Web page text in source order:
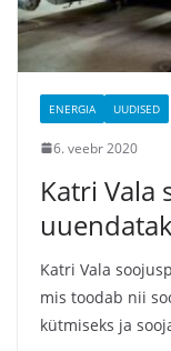
ENERGIA UUDISED
6. veebr 2020
Katri Vala
Katri Vala
mis toodab nii
kütmiseks ja